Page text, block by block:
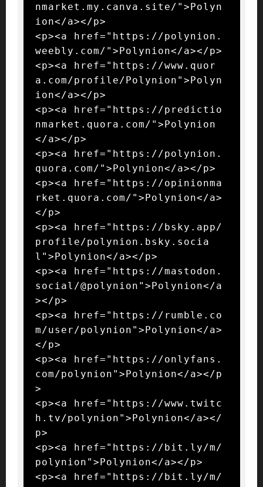
nmarket.my.canva.site/">Polyn
ion</a></p>
<p><a href="https://polynion.
weebly.com/">Polynion</a></p>
<p><a href="https://www.quor
a.com/profile/Polynion">Polyn
ion</a></p>
<p><a href="https://predictio
nmarket.quora.com/">Polynion
</a></p>
<p><a href="https://polynion.
quora.com/">Polynion</a></p>
<p><a href="https://opinionma
rket.quora.com/">Polynion</a>
</p>
<p><a href="https://bsky.app/
profile/polynion.bsky.socia
l">Polynion</a></p>
<p><a href="https://mastodon.
social/@polynion">Polynion</a
></p>
<p><a href="https://rumble.co
m/user/polynion">Polynion</a>
</p>
<p><a href="https://onlyfans.
com/polynion">Polynion</a></p
>
<p><a href="https://www.twitc
h.tv/polynion">Polynion</a></
p>
<p><a href="https://bit.ly/m/
polynion">Polynion</a></p>
<p><a href="https://bit.ly/m/